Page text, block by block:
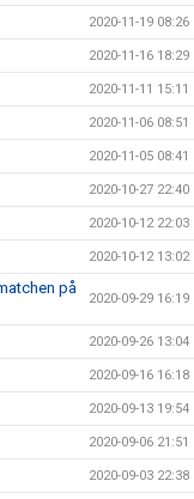
2020-11-19 08:26
2020-11-16 18:29
2020-11-11 15:11
2020-11-06 08:51
2020-11-05 08:41
2020-10-27 22:40
2020-10-12 22:03
2020-10-12 13:02
på
2020-09-29 16:19
2020-09-26 13:04
2020-09-16 16:18
2020-09-13 19:54
2020-09-06 21:51
2020-09-03 22:38